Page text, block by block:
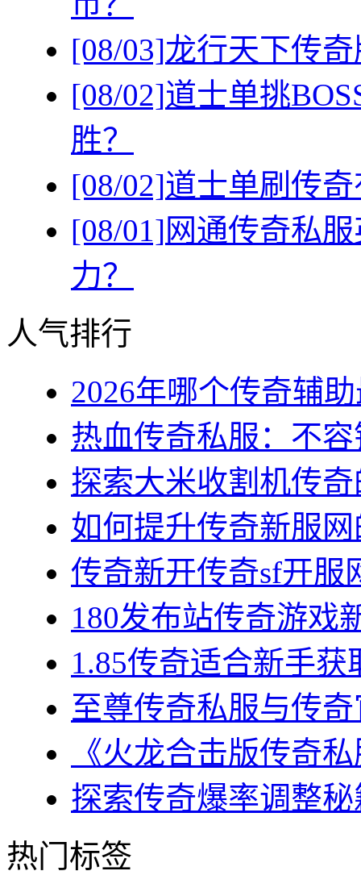
[08/03]龙行天下传
[08/02]道士单挑
胜？
[08/02]道士单刷传
[08/01]网通传奇私
力？
人气排行
2026年哪个传奇辅
热血传奇私服：不
探索大米收割机传
如何提升传奇新服
传奇新开传奇sf开服
180发布站传奇游戏
1.85传奇适合新手
至尊传奇私服与传
《火龙合击版传奇
探索传奇爆率调整
热门标签